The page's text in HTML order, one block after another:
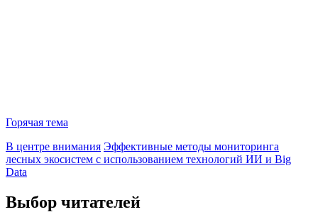
Горячая тема
В центре внимания Эффективные методы мониторинга
лесных экосистем с использованием технологий ИИ и Big
Data
Выбор читателей